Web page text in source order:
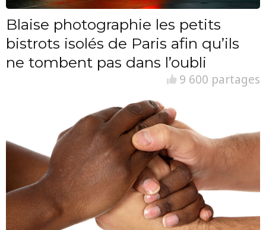
Blaise photographie les petits
bistrots isolés de Paris afin qu’ils
ne tombent pas dans l’oubli
9 600 partages